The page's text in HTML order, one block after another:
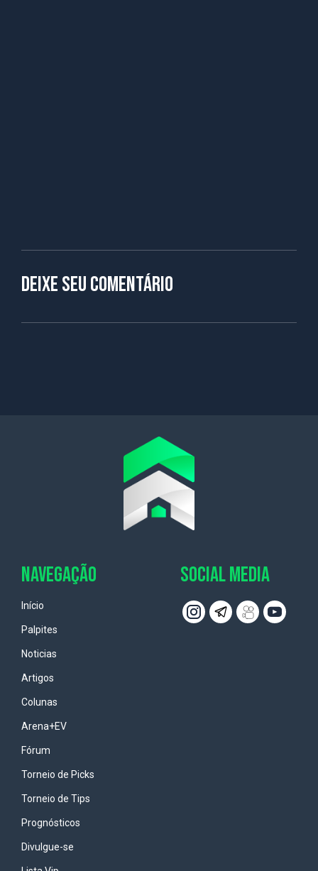
Deixe seu comentário
NAVEGAÇÃO
Início
Palpites
Noticias
Artigos
Colunas
Arena+EV
Fórum
Torneio de Picks
Torneio de Tips
Prognósticos
Divulgue-se
SOCIAL MEDIA